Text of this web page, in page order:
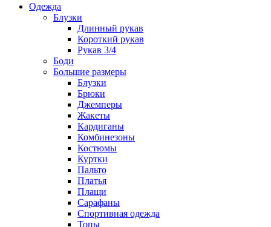
Одежда
Блузки
Длинный рукав
Короткий рукав
Рукав 3/4
Боди
Большие размеры
Блузки
Брюки
Джемперы
Жакеты
Кардиганы
Комбинезоны
Костюмы
Куртки
Пальто
Платья
Плащи
Сарафаны
Спортивная одежда
Топы